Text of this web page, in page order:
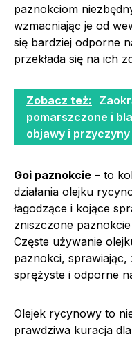
paznokciom
wzmacniając je od
się bardziej odporne
przekłada się na ich
Zobacz też:
pomarszczone i
objawy i przyczyny
Goi paznokcie – to
działania olejku
łagodzące i kojące
zniszczone
Częste używanie
paznokci, sprawiając,
sprężyste i odporne
Olejek rycynowy to
prawdziwa kuracja